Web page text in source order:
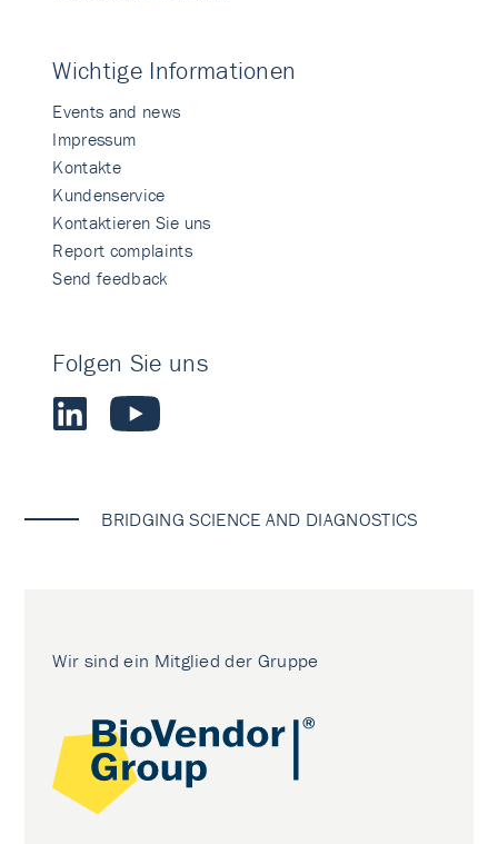
Wichtige Informationen
Events and news
Impressum
Kontakte
Kundenservice
Kontaktieren Sie uns
Report complaints
Send feedback
Folgen Sie uns
BRIDGING SCIENCE AND DIAGNOSTICS
Wir sind ein Mitglied der Gruppe